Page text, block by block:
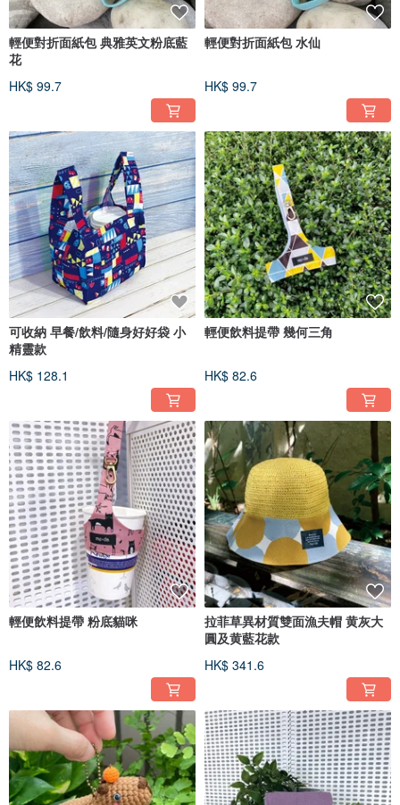
輕便對折面紙包 典雅英文粉底藍
花
HK$ 99.7
輕便對折面紙包 水仙
HK$ 99.7
可收納 早餐/飲料/隨身好好袋 小
精靈款
HK$ 128.1
輕便飲料提帶 幾何三角
HK$ 82.6
輕便飲料提帶 粉底貓咪
HK$ 82.6
拉菲草異材質雙面漁夫帽 黄灰大
圓及黄藍花款
HK$ 341.6